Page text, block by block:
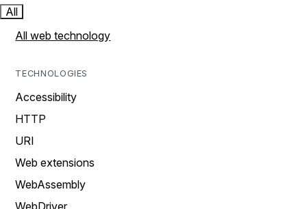
All
All web technology
TECHNOLOGIES
Accessibility
HTTP
URI
Web extensions
WebAssembly
WebDriver